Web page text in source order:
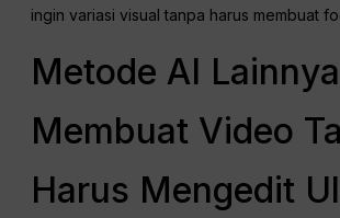
ingin variasi visual tanpa harus membuat
Metode AI
Membuat Video
Harus Mengedit